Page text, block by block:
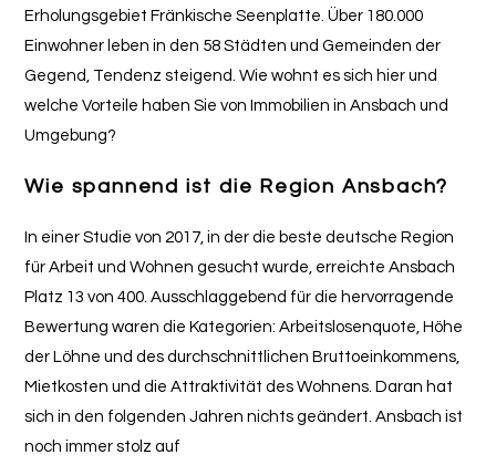
Erholungsgebiet Fränkische Seenplatte. Über 180.000
Einwohner leben in den 58 Städten und Gemeinden der
Gegend, Tendenz steigend. Wie wohnt es sich hier und
welche Vorteile haben Sie von Immobilien in Ansbach und
Umgebung?
Wie spannend ist die Region Ansbach?
In einer Studie von 2017, in der die beste deutsche Region
für Arbeit und Wohnen gesucht wurde, erreichte Ansbach
Platz 13 von 400. Ausschlaggebend für die hervorragende
Bewertung waren die Kategorien: Arbeitslosenquote, Höhe
der Löhne und des durchschnittlichen Bruttoeinkommens,
Mietkosten und die Attraktivität des Wohnens. Daran hat
sich in den folgenden Jahren nichts geändert. Ansbach ist
noch immer stolz auf